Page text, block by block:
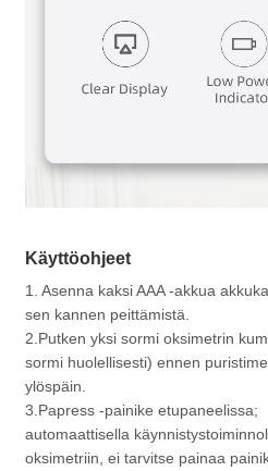
Käyttöohjeet
1. Asenna kaksi AAA -akkua
sen kannen peittämistä.
2.Putken yksi sormi oksimetrin
sormi huolellisesti) ennen
ylöspäin.
3.Papress -painike etupaneelissa;
automaattisella
oksimetriin, ei tarvitse painaa